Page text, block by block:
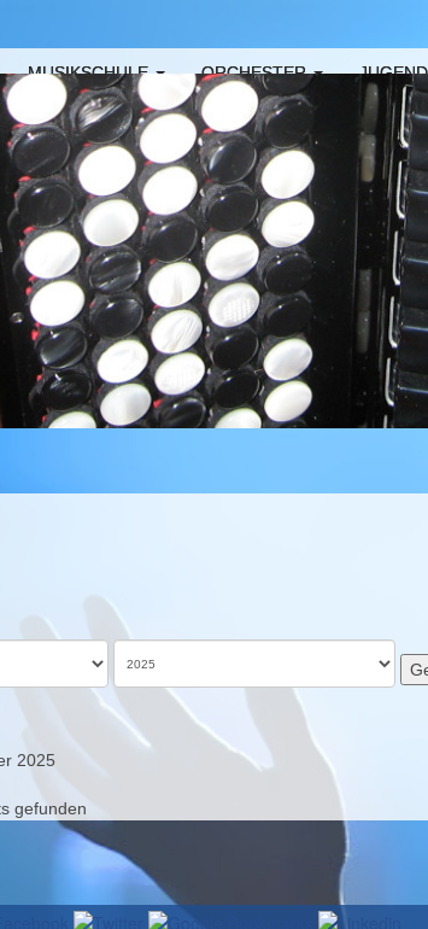
MUSIKSCHULE ORCHESTER JUGEND
2025
gefunden